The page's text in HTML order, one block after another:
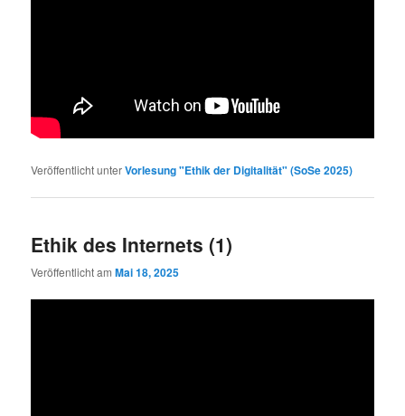
Veröffentlicht unterVorlesung "Ethik der Digitalität" (SoSe 2025)
Ethik des Internets (1)
Veröffentlicht amMai 18, 2025